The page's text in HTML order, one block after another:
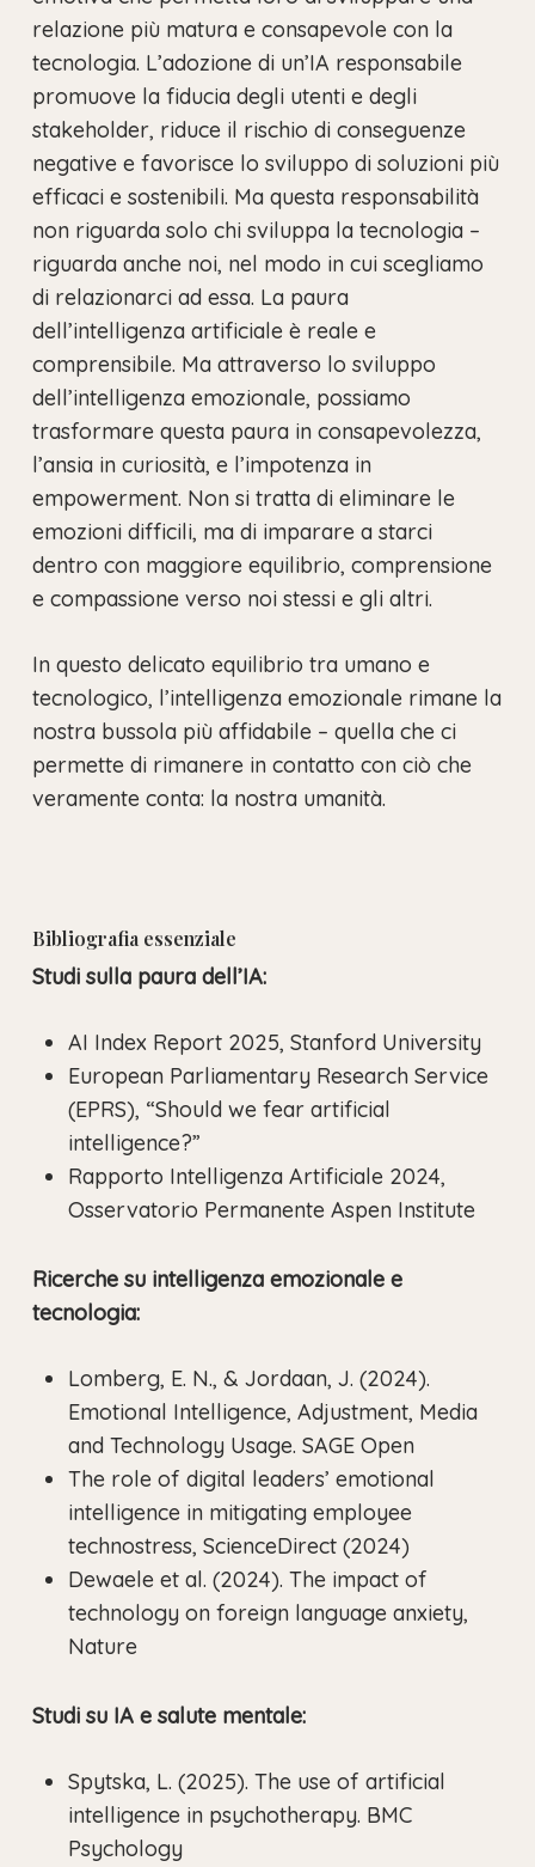
relazione più matura e consapevole con la
tecnologia. L’adozione di un’IA responsabile
promuove la fiducia degli utenti e degli
stakeholder, riduce il rischio di conseguenze
negative e favorisce lo sviluppo di soluzioni più
efficaci e sostenibili. Ma questa responsabilità
non riguarda solo chi sviluppa la tecnologia –
riguarda anche noi, nel modo in cui scegliamo
di relazionarci ad essa. La paura
dell’intelligenza artificiale è reale e
comprensibile. Ma attraverso lo sviluppo
dell’intelligenza emozionale, possiamo
trasformare questa paura in consapevolezza,
l’ansia in curiosità, e l’impotenza in
empowerment. Non si tratta di eliminare le
emozioni difficili, ma di imparare a starci
dentro con maggiore equilibrio, comprensione
e compassione verso noi stessi e gli altri.
In questo delicato equilibrio tra umano e
tecnologico, l’intelligenza emozionale rimane la
nostra bussola più affidabile – quella che ci
permette di rimanere in contatto con ciò che
veramente conta: la nostra umanità.
Bibliografia essenziale
Studi sulla paura dell’IA:
AI Index Report 2025, Stanford University
European Parliamentary Research Service
(EPRS), “Should we fear artificial
intelligence?”
Rapporto Intelligenza Artificiale 2024,
Osservatorio Permanente Aspen Institute
Ricerche su intelligenza emozionale e
tecnologia:
Lomberg, E. N., & Jordaan, J. (2024).
Emotional Intelligence, Adjustment, Media
and Technology Usage. SAGE Open
The role of digital leaders’ emotional
intelligence in mitigating employee
technostress, ScienceDirect (2024)
Dewaele et al. (2024). The impact of
technology on foreign language anxiety,
Nature
Studi su IA e salute mentale:
Spytska, L. (2025). The use of artificial
intelligence in psychotherapy. BMC
Psychology